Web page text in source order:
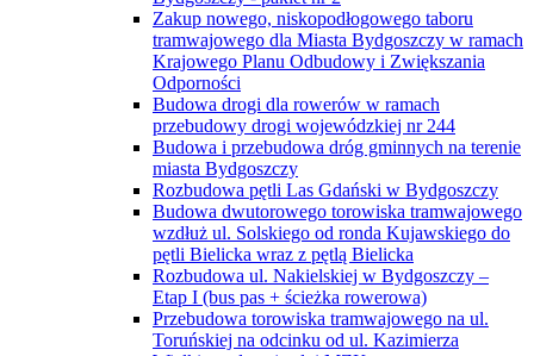
Zakup nowego, niskopodłogowego taboru
tramwajowego dla Miasta Bydgoszczy w ramach
Krajowego Planu Odbudowy i Zwiększania
Odporności
Budowa drogi dla rowerów w ramach
przebudowy drogi wojewódzkiej nr 244
Budowa i przebudowa dróg gminnych na terenie
miasta Bydgoszczy
Rozbudowa pętli Las Gdański w Bydgoszczy
Budowa dwutorowego torowiska tramwajowego
wzdłuż ul. Solskiego od ronda Kujawskiego do
pętli Bielicka wraz z pętlą Bielicka
Rozbudowa ul. Nakielskiej w Bydgoszczy –
Etap I (bus pas + ścieżka rowerowa)
Przebudowa torowiska tramwajowego na ul.
Toruńskiej na odcinku od ul. Kazimierza